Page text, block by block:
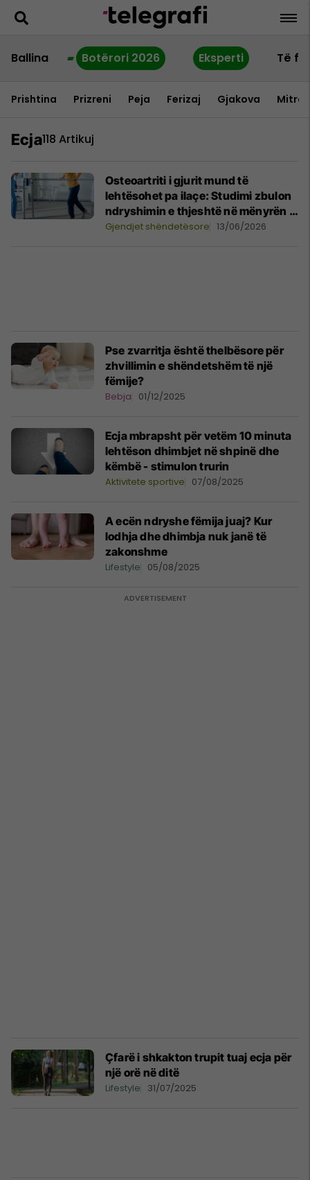
Ballina Botërori 2026 Eksperti Të
Prishtina Prizreni Peja Ferizaj Gjakova
Ecja118 Artikuj
Osteoartriti i gjurit mund të
lehtësohet pa ilaçe: Studimi zbulon
ndryshimin e thjeshtë në mënyrën e
ecjes
Gjendjet shëndetësore 13/06/2026
Pse zvarritja është thelbësore për
zhvillimin e shëndetshëm të një
fëmije?
Bebja 01/12/2025
Ecja mbrapsht për vetëm 10 minuta
lehtëson dhimbjet në shpinë dhe
këmbë - stimulon trurin
Aktivitete sportive 07/08/2025
A ecën ndryshe fëmija juaj? Kur
lodhja dhe dhimbja nuk janë të
zakonshme
Lifestyle 05/08/2025
Çfarë i shkakton trupit tuaj ecja për
një orë në ditë
Lifestyle 31/07/2025